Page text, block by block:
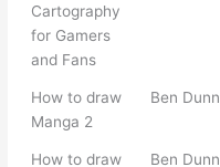
Cartography
for Gamers
and Fans
How to draw
Manga 2
Ben Dunn
How to draw
Ben Dunn